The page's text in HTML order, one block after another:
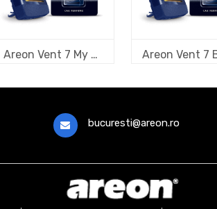
Areon Vent 7 My Ocean
bucuresti@areon.ro